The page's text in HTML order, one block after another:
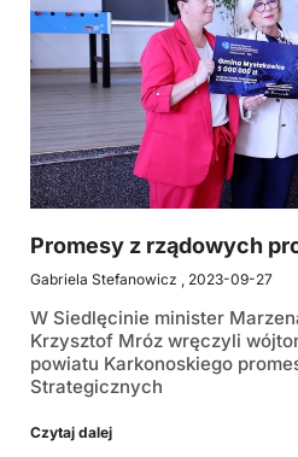
Promesy z rządowych
Gabriela Stefanowicz 2023-09-27
W Siedlęcinie minister
Krzysztof Mróz wręczyli
powiatu Karkonoskiego
Strategicznych
Czytaj dalej